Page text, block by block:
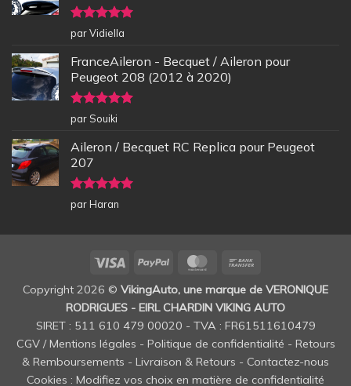
Note5sur
5
par Vidiella
FranceAileron - Becquet / Aileron pour
Peugeot 208 (2012 à 2020)
Note5sur
5
par Souiki
Aileron / Becquet RC Replica pour Peugeot
207
Note5sur
5
par Haran
Visa PayPal MasterCard
Copyright 2026 © VikingAuto, une marque de VERONIQUE
RODRIGUES - EIRL CHARDIN VIKING AUTO
SIRET : 511 610 479 00020 - TVA : FR61511610479
CGV / Mentions légales - Politique de confidentialité - Retours
& Remboursements - Livraison & Retours - Contactez-nous
Cookies : Modifiez vos choix en matière de confidentialité